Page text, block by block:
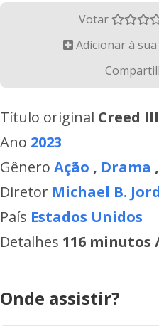
Votar
Adicionar à
Título original Creed III
Ano 2023
Gênero Ação , Drama ,
Diretor Michael B.
País Estados Unidos
Detalhes 116 minutos
Onde assistir?